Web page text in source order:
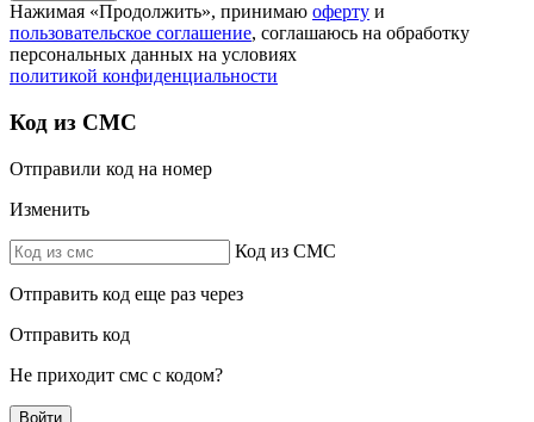
Нажимая «Продолжить», принимаю оферту и
пользовательское соглашение, соглашаюсь на обработку
персональных данных на условиях
политикой конфиденциальности
Код из СМС
Отправили код на номер
Изменить
Код из СМС
Отправить код еще раз через
Отправить код
Не приходит смс с кодом?
Войти